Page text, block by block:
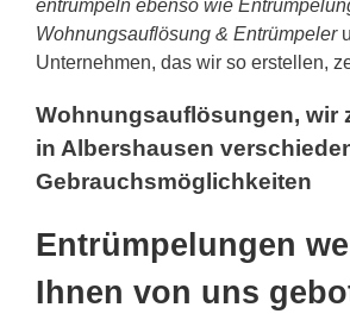
entrümpeln ebenso wie
Wohnungsauflösung & Entrümpeler
Unternehmen, das wir so erstellen,
Wohnungsauflösungen, wir
in Albershausen
Gebrauchsmöglichkeiten
Entrümpelungen
Ihnen von uns